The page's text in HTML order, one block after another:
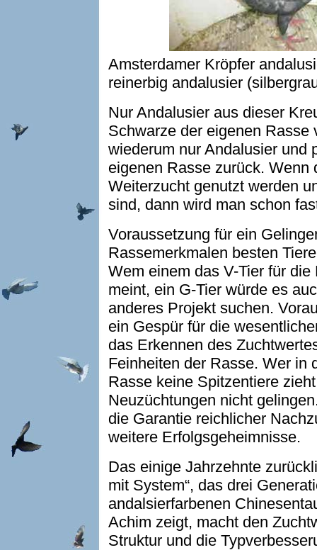
Amsterdamer Kröpfer
reinerbig andalusier
Nur Andalusier aus dieser
Schwarze der eigenen Rasse
wiederum nur Andalusier und
eigenen Rasse zurück. Wenn
Weiterzucht genutzt werden
sind, dann wird man schon
Voraussetzung für ein
Rassemerkmalen besten
Wem einem das V-Tier für
meint, ein G-Tier würde es
anderes Projekt suchen.
ein Gespür für die
das Erkennen des
Feinheiten der Rasse. Wer in
Rasse keine Spitzentiere
Neuzüchtungen nicht
die Garantie reichlicher
weitere Erfolgsgeheimnisse.
Das einige Jahrzehnte
mit System“, das drei
andalsierfarbenen
Achim zeigt, macht den
Struktur und die